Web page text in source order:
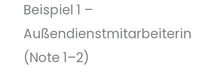
Beispiel 1 –
Außendienstmitarbeiterin
(Note 1–2)